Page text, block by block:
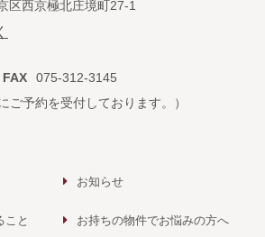
区西京極北庄境町27-1
FAX
075-312-3145
ご予約を受付しております。）
お知らせ
こと お持ちの物件でお悩みの方へ